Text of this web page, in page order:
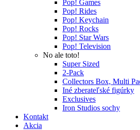
Pop! Games
Pop! Rides
Pop! Keychain
Pop! Rocks
Pop! Star Wars
Pop! Television
No ale toto!
Super Sized
2-Pack
Collectors Box, Multi
Iné zberateľské figúrky
Exclusives
Iron Studios sochy
Kontakt
Akcia